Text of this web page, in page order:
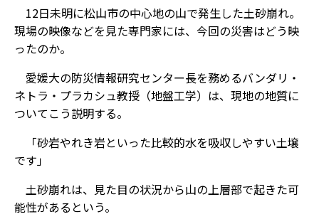
12日未明に松山市の中心地の山で発生した土砂崩れ。
現場の映像などを見た専門家には、今回の災害はどう映
ったのか。
愛媛大の防災情報研究センター長を務めるバンダリ・
ネトラ・プラカシュ教授（地盤工学）は、現地の地質に
ついてこう説明する。
「砂岩やれき岩といった比較的水を吸収しやすい土壌
です」
土砂崩れは、見た目の状況から山の上層部で起きた可
能性があるという。